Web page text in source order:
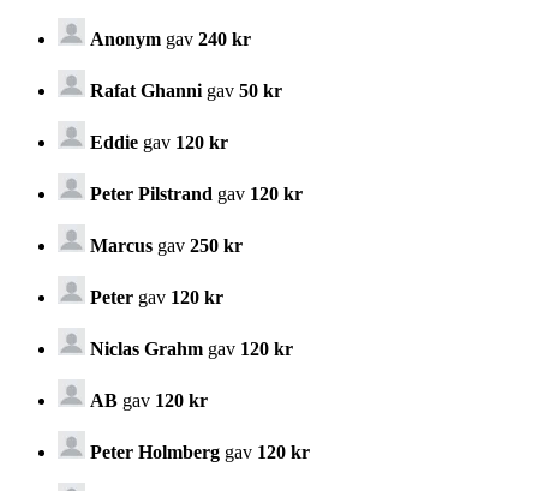
Anonym gav 240 kr
Rafat Ghanni gav 50 kr
Eddie gav 120 kr
Peter Pilstrand gav 120 kr
Marcus gav 250 kr
Peter gav 120 kr
Niclas Grahm gav 120 kr
AB gav 120 kr
Peter Holmberg gav 120 kr